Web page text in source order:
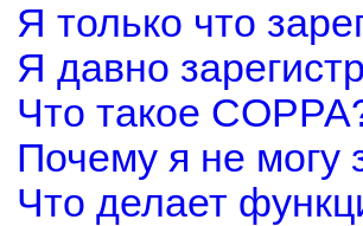
Я только что
Я давно
Что такое
Почему я не могу
Что делает